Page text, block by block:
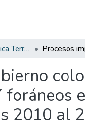
Administración Pública Territorial (APT)
2010 al